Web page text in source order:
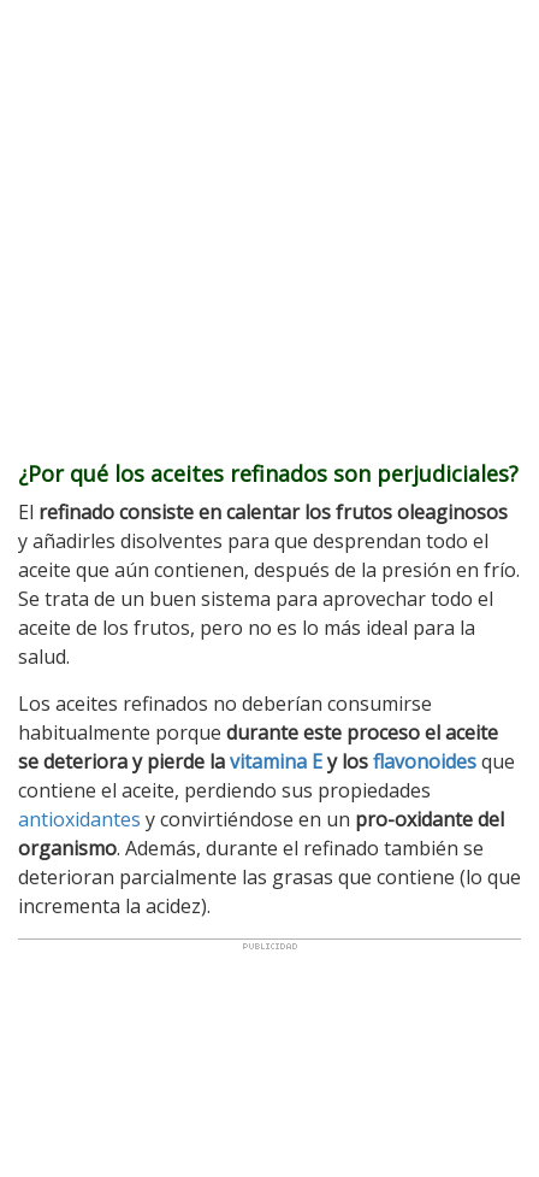
¿Por qué los aceites refinados son perjudiciales?
El refinado consiste en calentar los frutos oleaginosos
y añadirles disolventes para que desprendan todo el
aceite que aún contienen, después de la presión en frío.
Se trata de un buen sistema para aprovechar todo el
aceite de los frutos, pero no es lo más ideal para la
salud.
Los aceites refinados no deberían consumirse
habitualmente porque durante este proceso el aceite
se deteriora y pierde lavitamina Ey losflavonoidesque
contiene el aceite, perdiendo sus propiedades
antioxidantes y convirtiéndose en un pro-oxidante del
organismo. Además, durante el refinado también se
deterioran parcialmente las grasas que contiene (lo que
incrementa la acidez).